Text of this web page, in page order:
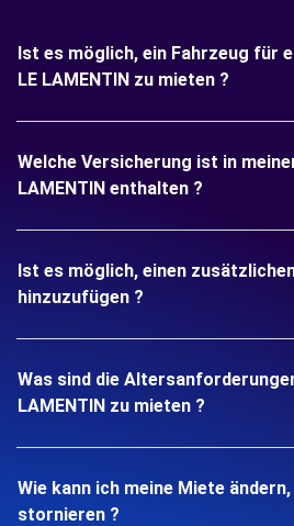
Ist es möglich, ein Fahrzeug für
LE LAMENTIN zu mieten ?
Welche Versicherung ist in
LAMENTIN enthalten ?
Ist es möglich, einen
hinzuzufügen ?
Was sind die
LAMENTIN zu mieten ?
Wie kann ich meine Miete
stornieren ?